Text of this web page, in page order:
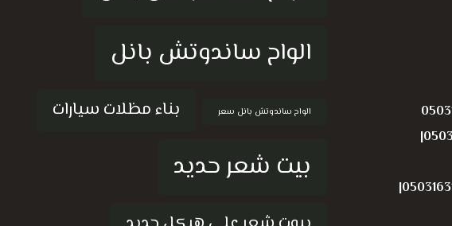
تركيب قرميد حديد في الشارقة |0503163139|
الواح ساندوتش بانل
الواح ساندوتش بانل سعر بناء مظلات سيارات
بيت شعر حديد